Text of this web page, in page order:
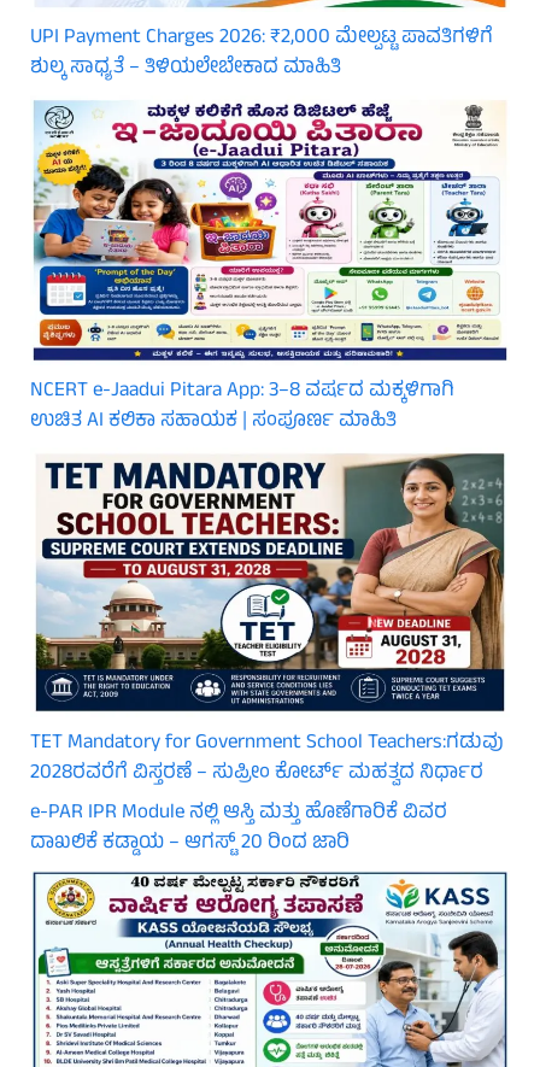
UPI Payment Charges 2026: ₹2,000 ಮೇಲ್ಪಟ್ಟ ಪಾವತಿಗಳಿಗೆ
ಶುಲ್ಕ ಸಾಧ್ಯತೆ – ತಿಳಿಯಲೇಬೇಕಾದ ಮಾಹಿತಿ
NCERT e-Jaadui Pitara App: 3–8 ವರ್ಷದ ಮಕ್ಕಳಿಗಾಗಿ
ಉಚಿತ AI ಕಲಿಕಾ ಸಹಾಯಕ | ಸಂಪೂರ್ಣ ಮಾಹಿತಿ
TET Mandatory for Government School Teachers:ಗಡುವು
2028ರವರೆಗೆ ವಿಸ್ತರಣೆ – ಸುಪ್ರೀಂ ಕೋರ್ಟ್ ಮಹತ್ವದ ನಿರ್ಧಾರ
e-PAR IPR Module ನಲ್ಲಿ ಆಸ್ತಿ ಮತ್ತು ಹೊಣೆಗಾರಿಕೆ ವಿವರ
ದಾಖಲಿಕೆ ಕಡ್ಡಾಯ – ಆಗಸ್ಟ್ 20 ರಿಂದ ಜಾರಿ